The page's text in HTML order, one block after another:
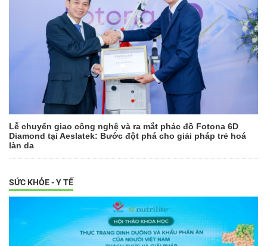
Lễ chuyển giao công nghệ và ra mắt phác đồ Fotona 6D
Diamond tại Aeslatek: Bước đột phá cho giải pháp trẻ hoá
làn da
SỨC KHỎE - Y TẾ